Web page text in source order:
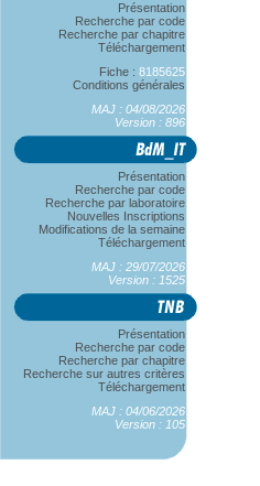
Présentation
Recherche par code
Recherche par chapitre
Téléchargement
Fiche : 8185625
Conditions générales
MAJ : 04/08/2026
Version : 896
Présentation
Recherche par code
Recherche par laboratoire
Nouvelles Inscriptions
Modifications de la semaine
Téléchargement
MAJ : 29/07/2026
Version : 1525
Présentation
Recherche par code
Recherche par chapitre
Recherche sur autres critères
Téléchargement
MAJ : 04/06/2026
Version : 105